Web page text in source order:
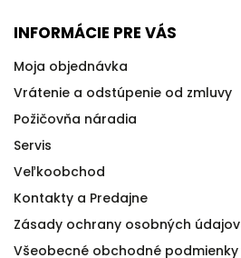
INFORMÁCIE PRE VÁS
Moja objednávka
Vrátenie a odstúpenie od zmluvy
Požičovňa náradia
Servis
Veľkoobchod
Kontakty a Predajne
Zásady ochrany osobných údajov
Všeobecné obchodné podmienky